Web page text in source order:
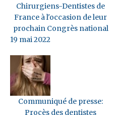
Chirurgiens-Dentistes de
France à l'occasion de leur
prochain Congrès national
19 mai 2022
Communiqué de presse:
Procès des dentistes